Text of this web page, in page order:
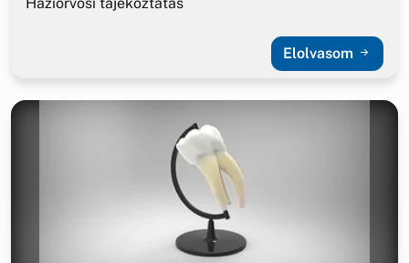
Elolvasom